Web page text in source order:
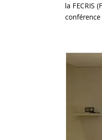
la FECRIS